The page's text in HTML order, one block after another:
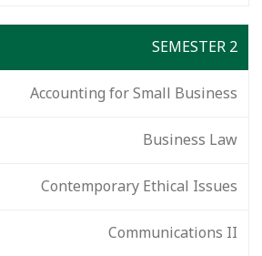
SEMESTER 2
Accounting for Small Business
Business Law
Contemporary Ethical Issues
Communications II